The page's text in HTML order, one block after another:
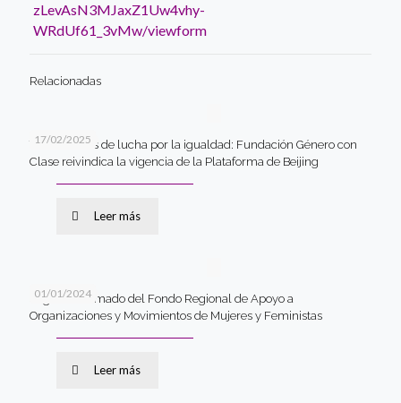
zLevAsN3MJaxZ1Uw4vhy-
WRdUf61_3vMw/viewform
Relacionadas
17/02/2025
Tres décadas de lucha por la igualdad: Fundación Género con
Clase reivindica la vigencia de la Plataforma de Beijing
Leer más
01/01/2024
Segundo llamado del Fondo Regional de Apoyo a
Organizaciones y Movimientos de Mujeres y Feministas
Leer más